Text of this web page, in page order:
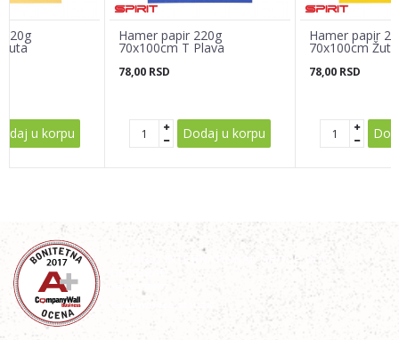
POŠALJI
u korpu
Hamer papir 220g
70x100cm T Plava
78,00 RSD
Dodaj u korpu
Hamer papir
70x100cm Žuta
78,00 RSD